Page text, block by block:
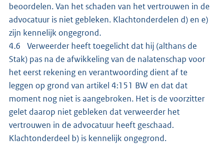
beoordelen. Van het schaden van het vertrouwen in de
advocatuur is niet gebleken. Klachtonderdelen d) en e)
zijn kennelijk ongegrond.
4.6 Verweerder heeft toegelicht dat hij (althans de
Stak) pas na de afwikkeling van de nalatenschap voor
het eerst rekening en verantwoording dient af te
leggen op grond van artikel 4:151 BW en dat dat
moment nog niet is aangebroken. Het is de voorzitter
gelet daarop niet gebleken dat verweerder het
vertrouwen in de advocatuur heeft geschaad.
Klachtonderdeel b) is kennelijk ongegrond.